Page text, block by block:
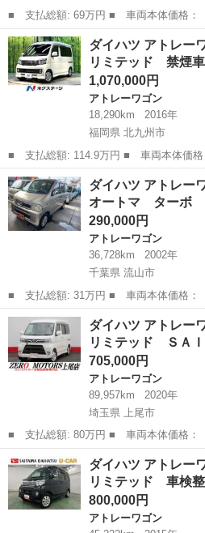
■ 支払総額: 69万円 ■ 車両本体価格： 590,000 円 ■ メーカー
名： ダイハツ ■ 車種名： アトレー
スタムターボＲＳ ドライブレコーダ
側電動 ナビ Ｔ...
山梨 南巨摩郡 アトレーワゴン
ダイハツ アトレー
リミテッド 禁煙
1,070,000円
アトレーワゴン
18,290km
2016年
福岡県 北九州市
■ 支払総額: 114.9万円 ■ 車両本体価格： 1,070,000 円 ■ メーカ
ー名： ダイハツ ■ 車種名： アトレ
カスタムターボＲＳリミテッド 禁煙
ア ＳＤナ...
福岡 北九州市 アトレーワゴン
ダイハツ アトレー
オートマ ターボ
290,000円
アトレーワゴン
36,728km
2002年
千葉県 流山市
■ 支払総額: 31万円 ■ 車両本体価格： 290,000 円 ■ メーカー
名： ダイハツ ■ 車種名： アトレー
ーリングターボ オートマ ターボ ナ
ーレス ＥＴＣ ...
千葉 流山市 アトレーワゴン
ダイハツ アトレー
リミテッド ＳＡ
705,000円
アトレーワゴン
89,957km
2020年
埼玉県 上尾市
■ 支払総額: 80万円 ■ 車両本体価格： 705,000 円 ■ メーカー
名： ダイハツ ■ 車種名： アトレー
スタムターボＲＳリミテッド ＳＡＩ
期 ナビ フルセグ...
埼玉 上尾市 アトレーワゴン
ダイハツ アトレー
リミテッド 車検
800,000円
アトレーワゴン